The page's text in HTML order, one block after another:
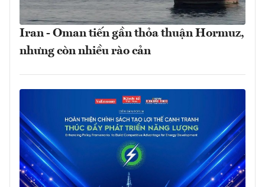
Iran - Oman tiến gần thỏa thuận Hormuz,
nhưng còn nhiều rào cản